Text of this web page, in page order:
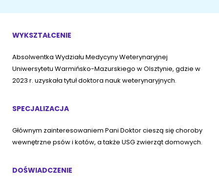
Porady żywieniowe
Przysmaki i suplementy
SZKOLENIE PSÓW
Zrozumieć psa
Przysmaki i suplementy
Mały kotek w domu
Życie z kotem
OPIEKA DZIENNA
Znajdź petsittera
WYKSZTAŁCENIE
Absolwentka Wydziału Medycyny Weterynaryjnej
Uniwersytetu Warmińsko-Mazurskiego w Olsztynie, gdzie w
2023 r. uzyskała tytuł doktora nauk weterynaryjnych.
SPECJALIZACJA
Głównym zainteresowaniem Pani Doktor cieszą się choroby
wewnętrzne psów i kotów, a także USG zwierząt domowych.
DOŚWIADCZENIE